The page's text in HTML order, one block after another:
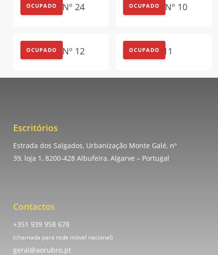
OCUPADO
Outdoor Nº 24 OCUPADO
Outdoor Nº 10
OCUPADO
Outdoor Nº 12 OCUPADO
Lona Nº 11
Escritórios
Estrada dos Salgados, Urbanização Monte Galé, nº
39, loja 1, 8200-428 Albufeira, Algarve – Portugal
Contactos
+351 939 958 678
(chamada para rede móvel nacional)
geral@aorubro.pt